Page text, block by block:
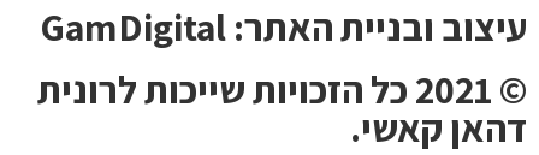
עיצוב ובניית האתר: GamDigital
© 2021 כל הזכויות שייכות לרונית
דהאן קאשי.